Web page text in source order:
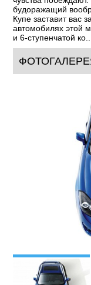
будоражащий
Купе заставит вас
автомобилях этой
и 6-ступенчатой ко...